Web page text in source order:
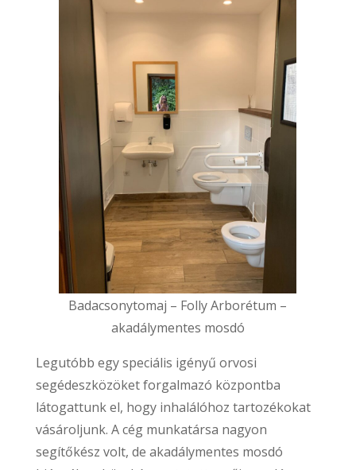
Badacsonytomaj – Folly Arborétum –
akadálymentes mosdó
Legutóbb egy speciális igényű orvosi
segédeszközöket forgalmazó központba
látogattunk el, hogy inhalálóhoz tartozékokat
vásároljunk. A cég munkatársa nagyon
segítőkész volt, de akadálymentes mosdó